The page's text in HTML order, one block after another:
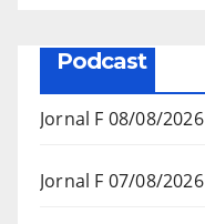
Podcast
Jornal F 08/08/2026
Jornal F 07/08/2026